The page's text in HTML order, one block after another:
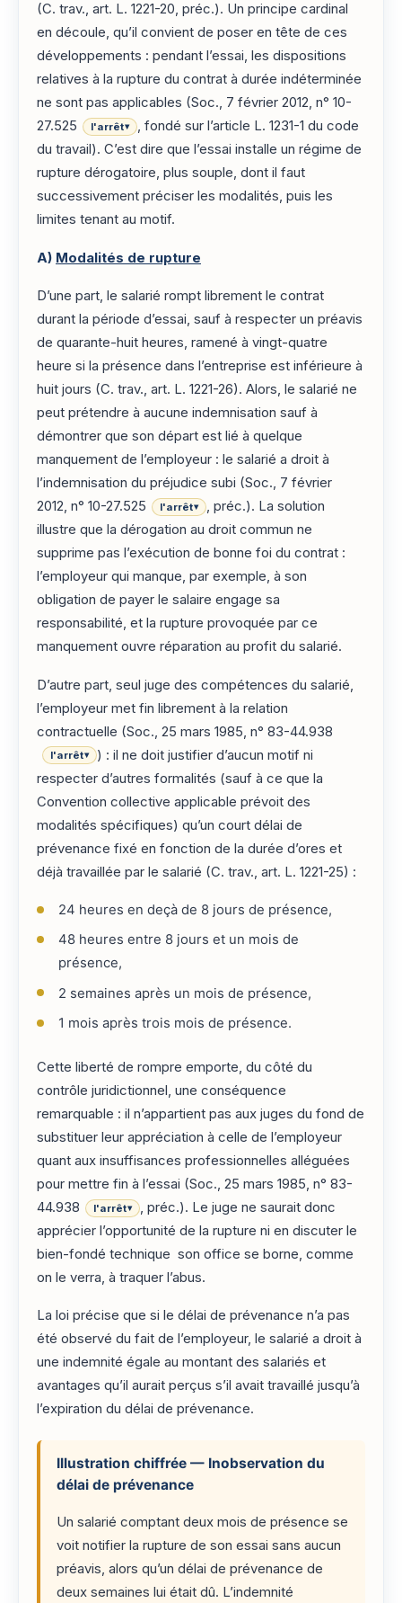
(C. trav., art. L. 1221-20, préc.). Un principe cardinal
en découle, qu’il convient de poser en tête de ces
développements : pendant l’essai, les dispositions
relatives à la rupture du contrat à durée indéterminée
ne sont pas applicables (Soc., 7 février 2012, n° 10-
27.525
l'arrêt▾
, fondé sur l’article L. 1231-1 du code
du travail). C’est dire que l’essai installe un régime de
rupture dérogatoire, plus souple, dont il faut
successivement préciser les modalités, puis les
limites tenant au motif.
A) Modalités de rupture
D’une part, le salarié rompt librement le contrat
durant la période d’essai, sauf à respecter un préavis
de quarante-huit heures, ramené à vingt-quatre
heure si la présence dans l’entreprise est inférieure à
huit jours (C. trav., art. L. 1221-26). Alors, le salarié ne
peut prétendre à aucune indemnisation sauf à
démontrer que son départ est lié à quelque
manquement de l’employeur : le salarié a droit à
l’indemnisation du préjudice subi (Soc., 7 février
2012, n° 10-27.525
l'arrêt▾
, préc.). La solution
illustre que la dérogation au droit commun ne
supprime pas l’exécution de bonne foi du contrat :
l’employeur qui manque, par exemple, à son
obligation de payer le salaire engage sa
responsabilité, et la rupture provoquée par ce
manquement ouvre réparation au profit du salarié.
D’autre part, seul juge des compétences du salarié,
l’employeur met fin librement à la relation
contractuelle (Soc., 25 mars 1985, n° 83-44.938
l'arrêt▾
) : il ne doit justifier d’aucun motif ni
respecter d’autres formalités (sauf à ce que la
Convention collective applicable prévoit des
modalités spécifiques) qu’un court délai de
prévenance fixé en fonction de la durée d’ores et
déjà travaillée par le salarié (C. trav., art. L. 1221-25) :
24 heures en deçà de 8 jours de présence,
48 heures entre 8 jours et un mois de
présence,
2 semaines après un mois de présence,
1 mois après trois mois de présence.
Cette liberté de rompre emporte, du côté du
contrôle juridictionnel, une conséquence
remarquable : il n’appartient pas aux juges du fond de
substituer leur appréciation à celle de l’employeur
quant aux insuffisances professionnelles alléguées
pour mettre fin à l’essai (Soc., 25 mars 1985, n° 83-
44.938
l'arrêt▾
, préc.). Le juge ne saurait donc
apprécier l’opportunité de la rupture ni en discuter le
bien-fondé technique son office se borne, comme
on le verra, à traquer l’abus.
La loi précise que si le délai de prévenance n’a pas
été observé du fait de l’employeur, le salarié a droit à
une indemnité égale au montant des salariés et
avantages qu’il aurait perçus s’il avait travaillé jusqu’à
l’expiration du délai de prévenance.
Illustration chiffrée — Inobservation du
délai de prévenance
Un salarié comptant deux mois de présence se
voit notifier la rupture de son essai sans aucun
préavis, alors qu’un délai de prévenance de
deux semaines lui était dû. L’indemnité